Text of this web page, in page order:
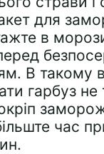
для
в
В такому
гарбуз не
час